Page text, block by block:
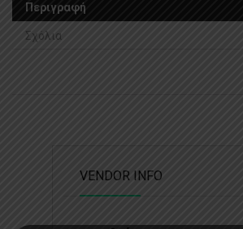
Περιγραφή
Σχόλια
VENDOR INFO